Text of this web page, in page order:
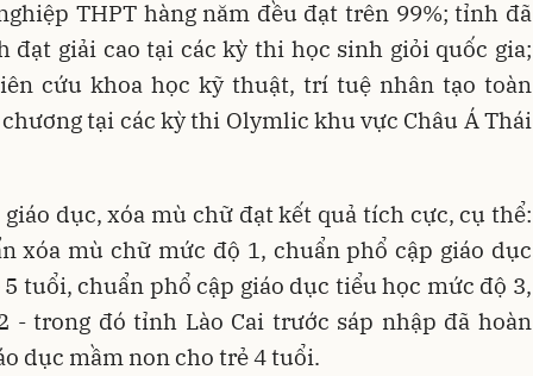
THPT hàng năm đều đạt trên 99%; tỉnh đã
đạt giải cao tại các kỳ thi học sinh giỏi quốc gia;
cứu khoa học kỹ thuật, trí tuệ nhân tạo toàn
tại các kỳ thi Olymlic khu vực Châu Á Thái
giáo dục, xóa mù chữ đạt kết quả tích cực, cụ thể:
xóa mù chữ mức độ 1, chuẩn phổ cập giáo dục
tuổi, chuẩn phổ cập giáo dục tiểu học mức độ 3,
- trong đó tỉnh Lào Cai trước sáp nhập đã hoàn
dục mầm non cho trẻ 4 tuổi.